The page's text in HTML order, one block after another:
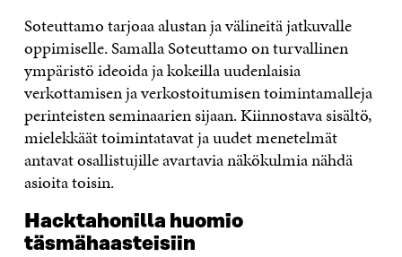
Soteuttamo tarjoaa alustan ja välineitä jatkuvalle
oppimiselle. Samalla Soteuttamo on turvallinen
ympäristö ideoida ja kokeilla uudenlaisia
verkottamisen ja verkostoitumisen toimintamalleja
perinteisten seminaarien sijaan. Kiinnostava sisältö,
mielekkäät toimintatavat ja uudet menetelmät
antavat osallistujille avartavia näkökulmia nähdä
asioita toisin.
Hacktahonilla huomio
täsmähaasteisiin